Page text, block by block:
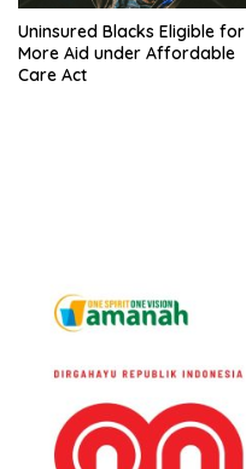
Uninsured Blacks Eligible for
More Aid under Affordable
Care Act